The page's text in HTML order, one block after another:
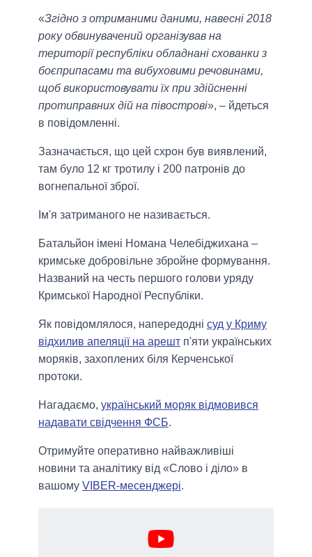
«Згідно з отриманими даними, навесні 2018
року обвинувачений організував на
території республіки обладнані схованки з
боєприпасами та вибуховими речовинами,
щоб використовувати їх при здійсненні
протиправних дій на півострові», – йдеться
в повідомленні.
Зазначається, що цей схрон був виявлений,
там було 12 кг тротилу і 200 патронів до
вогнепальної зброї.
Ім'я затриманого не називається.
Батальйон імені Номана Челебіджихана –
кримське добровільне збройне формування.
Названий на честь першого голови уряду
Кримської Народної Республіки.
Як повідомлялося, напередодні суд у Криму
відхилив апеляції на арешт п'яти українських
моряків, захоплених біля Керченської
протоки.
Нагадаємо, український моряк відмовився
надавати свідчення ФСБ.
Отримуйте оперативно найважливіші
новини та аналітику від «Слово і діло» в
вашому VIBER-месенджері.